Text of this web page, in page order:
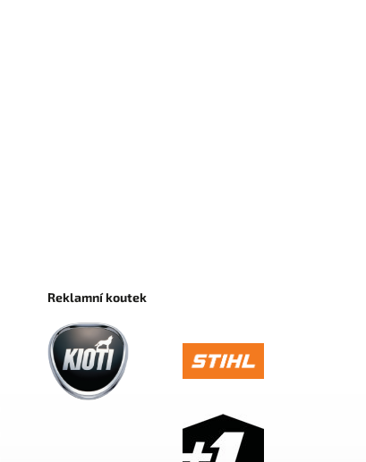
Reklamní koutek